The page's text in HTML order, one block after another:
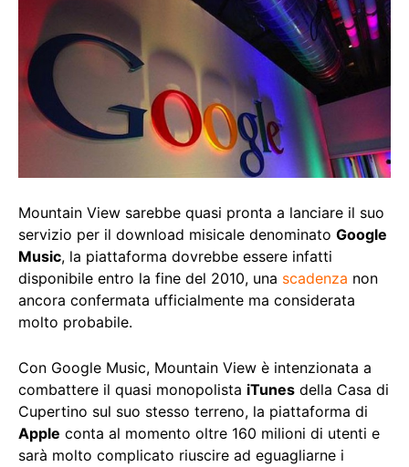
Mountain View sarebbe quasi pronta a lanciare il suo
servizio per il download misicale denominato Google
Music, la piattaforma dovrebbe essere infatti
disponibile entro la fine del 2010, una scadenza non
ancora confermata ufficialmente ma considerata
molto probabile.
Con Google Music, Mountain View è intenzionata a
combattere il quasi monopolista iTunes della Casa di
Cupertino sul suo stesso terreno, la piattaforma di
Apple conta al momento oltre 160 milioni di utenti e
sarà molto complicato riuscire ad eguagliarne i